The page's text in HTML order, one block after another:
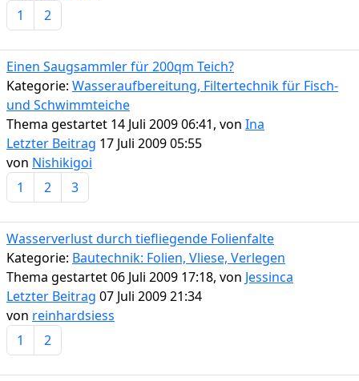
1
2
Einen Saugsammler für 200qm Teich?
Kategorie: Wasseraufbereitung, Filtertechnik für Fisch-
und Schwimmteiche
Thema gestartet 14 Juli 2009 06:41, von Ina
Letzter Beitrag 17 Juli 2009 05:55
von Nishikigoi
1
2 3
Wasserverlust durch tiefliegende Folienfalte
Kategorie: Bautechnik: Folien, Vliese, Verlegen
Thema gestartet 06 Juli 2009 17:18, von Jessinca
Letzter Beitrag 07 Juli 2009 21:34
von reinhardsiess
1
2